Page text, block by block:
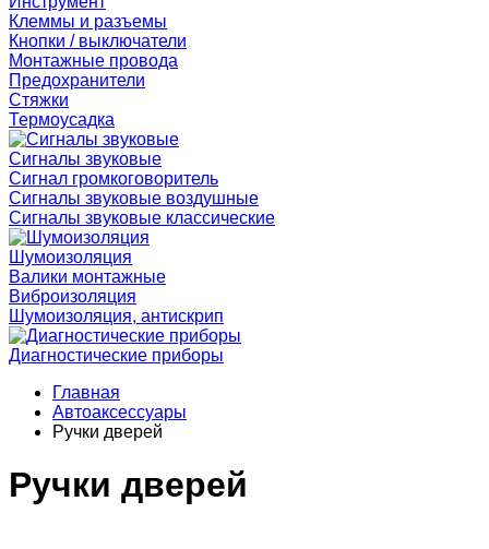
Клеммы и разъемы
Кнопки / выключатели
Монтажные провода
Предохранители
Стяжки
Термоусадка
Сигналы звуковые
Сигнал громкоговоритель
Сигналы звуковые воздушные
Сигналы звуковые классические
Шумоизоляция
Валики монтажные
Виброизоляция
Шумоизоляция, антискрип
Диагностические приборы
Главная
Автоаксессуары
Ручки дверей
Ручки дверей